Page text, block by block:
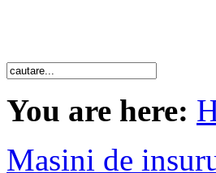
You are here:
Masini de